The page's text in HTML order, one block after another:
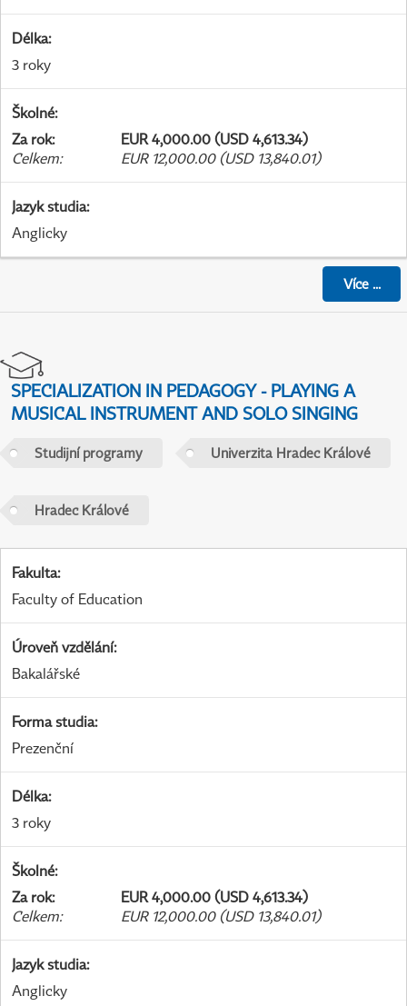
Délka:
3 roky
Školné:
Za rok:
EUR 4,000.00 (USD 4,613.34)
Celkem: EUR 12,000.00 (USD 13,840.01)
Jazyk studia:
Anglicky
Více...
SPECIALIZATION IN PEDAGOGY - PLAYING A
MUSICAL INSTRUMENT AND SOLO SINGING
Studijní programy Univerzita Hradec Králové
Hradec Králové
Fakulta:
Faculty of Education
Úroveň vzdělání:
Bakalářské
Forma studia:
Prezenční
Délka:
3 roky
Školné:
Za rok:
EUR 4,000.00 (USD 4,613.34)
Celkem: EUR 12,000.00 (USD 13,840.01)
Jazyk studia:
Anglicky